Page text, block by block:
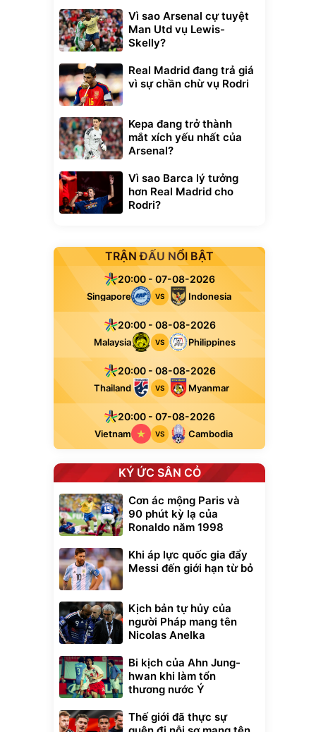
Vì sao Arsenal cự tuyệt
Man Utd vụ Lewis-
Skelly?
Real Madrid đang trả giá
vì sự chần chừ vụ Rodri
Kepa đang trở thành
mắt xích yếu nhất của
Arsenal?
Vì sao Barca lý tưởng
hơn Real Madrid cho
Rodri?
TRẬN ĐẤU NỔI BẬT
20:00 - 07-08-2026
Singapore VS Indonesia
20:00 - 08-08-2026
Malaysia VS Philippines
20:00 - 08-08-2026
Thailand VS Myanmar
20:00 - 07-08-2026
Vietnam VS Cambodia
KÝ ỨC SÂN CỎ
Cơn ác mộng Paris và
90 phút kỳ lạ của
Ronaldo năm 1998
Khi áp lực quốc gia đẩy
Messi đến giới hạn từ bỏ
Kịch bản tự hủy của
người Pháp mang tên
Nicolas Anelka
Bi kịch của Ahn Jung-
hwan khi làm tổn
thương nước Ý
Thế giới đã thực sự